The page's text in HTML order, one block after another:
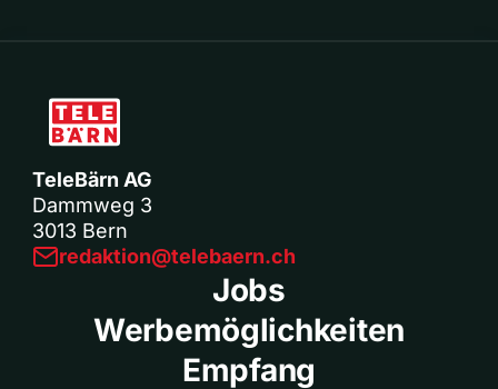
TeleBärn AG
Dammweg 3
3013 Bern
redaktion@telebaern.ch
Jobs
Werbemöglichkeiten
Empfang